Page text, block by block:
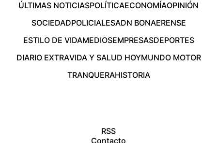
ÚLTIMAS NOTICIASPOLÍTICAECONOMÍAOPINIÓN
SOCIEDADPOLICIALESADN BONAERENSE
ESTILO DE VIDAMEDIOSEMPRESASDEPORTES
DIARIO EXTRAVIDA Y SALUD HOYMUNDO MOTOR
TRANQUERAHISTORIA
RSS
Contacto